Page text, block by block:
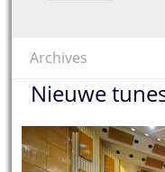
Archives
Nieuwe